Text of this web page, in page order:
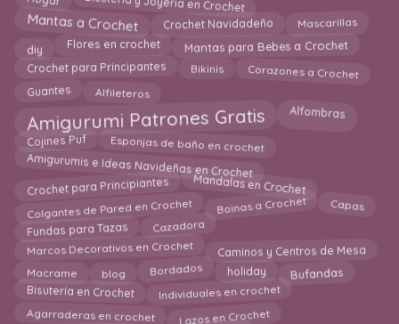
Mantas a Crochet Crochet Navidadeño Mascarillas
diy Flores en crochet Mantas para Bebes a Crochet
Crochet para Principantes Bikinis Corazones a Crochet
Guantes Alfileteros
Amigurumi Patrones Gratis Alfombras
Cojines Puf Esponjas de baño en crochet
Amigurumis e Ideas Navideñas en Crochet
Crochet para Principiantes Mandalas en Crochet
Colgantes de Pared en Crochet Boinas a Crochet Capas
Fundas para Tazas Cazadora
Marcos Decorativos en Crochet Caminos y Centros de Mesa
Macrame blog Bordados holiday Bufandas
Bisutería en Crochet Individuales en crochet
Agarraderas en crochet Lazos en Crochet